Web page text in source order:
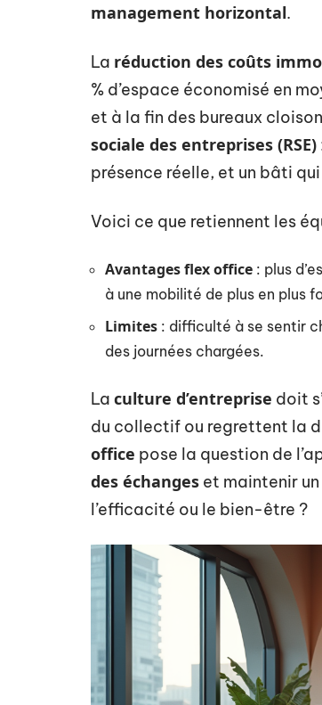
management horizontal.
La réduction des coûts
% d’espace économisé en
et à la fin des bureaux
sociale des entreprises (RSE)
présence réelle, et un bâti qui
Voici ce que retiennent les
Avantages flex office : plus
à une mobilité de plus en plus
Limites : difficulté à se sentir
des journées chargées.
La culture d’entreprise doit
du collectif ou regrettent la
office pose la question de
des échanges et maintenir un
l’efficacité ou le bien-être ?